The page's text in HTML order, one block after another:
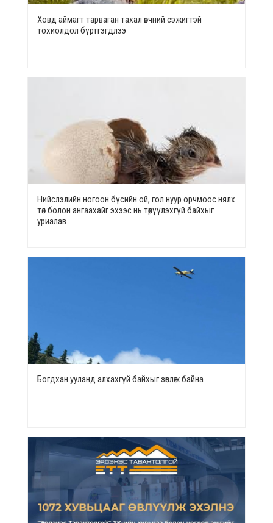
Ховд аймагт тарваган тахал өвчний сэжигтэй
тохиолдол бүртгэгдлээ
Нийслэлийн ногоон бүсийн ой, гол нуур орчмоос нялх
төл болон ангаахайг эхээс нь төөрүүлэхгүй байхыг
уриалав
Богдхан ууланд алхахгүй байхыг зөвлөж байна